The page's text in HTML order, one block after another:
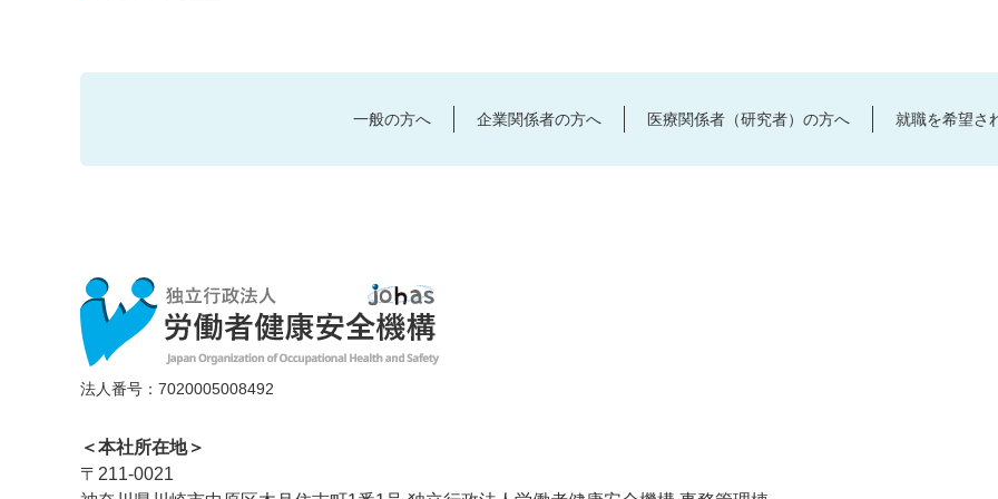
一般の方へ 企業関係者の方へ 医療関係者（研究者）の方へ 就職を希望さ
法人番号：7020005008492
＜本社所在地＞
〒211-0021